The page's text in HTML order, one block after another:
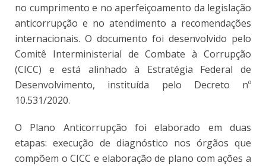
no cumprimento e no aperfeiçoamento da legislação
anticorrupção e no atendimento a recomendações
internacionais. O documento foi desenvolvido pelo
Comitê Interministerial de Combate à Corrupção
(CICC) e está alinhado à Estratégia Federal de
Desenvolvimento, instituída pelo Decreto nº
10.531/2020.
O Plano Anticorrupção foi elaborado em duas
etapas: execução de diagnóstico nos órgãos que
compõem o CICC e elaboração de plano com ações a